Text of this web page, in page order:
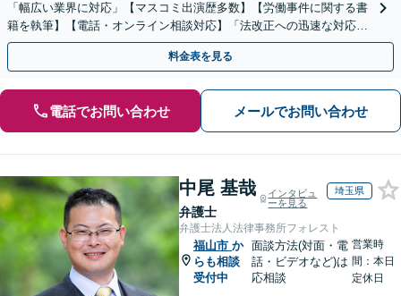
「幅広い業界に対応」【マスコミ出演歴多数】【労働事件に関する書
籍を執筆】【電話・オンライン相談対応】「法改正への迅速な対応」
「労務環境の整備でトラブルを未然に防ぐ」
料金表を見る
電話でお問い合わせ メールでお問い合わせ
中尾 基哉
弁護士
インタビュ
ーを見る
埼玉県
弁護士法人法律事務所フォレスト
福山市 か
らも相談
受付中
面談方法(対面・電
話・ビデオなど)は
応相談
営業時
間：本日
定休日